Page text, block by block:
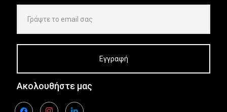
Ακολουθήστε μας
facebookinstagramlinkedin